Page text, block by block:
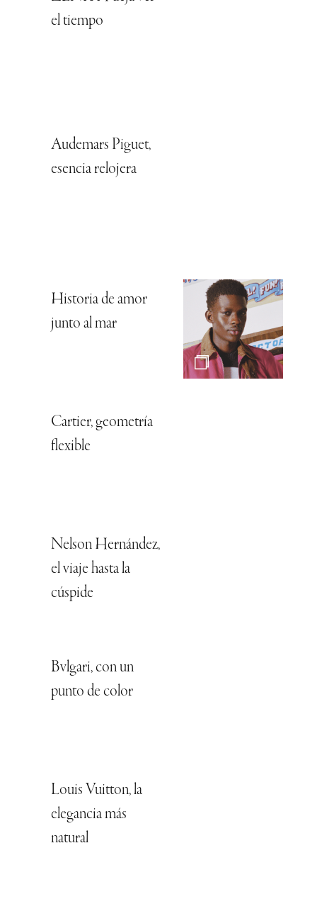
el tiempo
Audemars Piguet,
esencia relojera
Historia de amor
junto al mar
Cartier, geometría
flexible
Nelson Hernández,
el viaje hasta la
cúspide
Bvlgari, con un
punto de color
Louis Vuitton, la
elegancia más
natural